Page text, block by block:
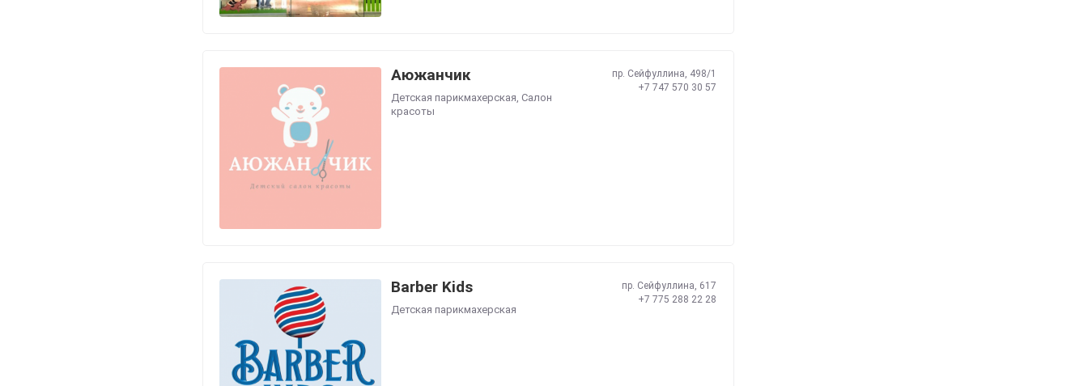
Аюжанчик
Детская парикмахерская, Салон
красоты
пр. Сейфуллина, 498/1
+7 747 570 30 57
Barber Kids
Детская парикмахерская
​пр. Сейфуллина, 617
+7 775 288 22 28